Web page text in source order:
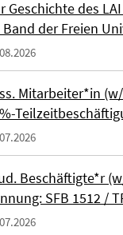
Geschichte des
Band der Freien
Mitarbeiter*in
Beschäftigte*r
SFB 1512 /